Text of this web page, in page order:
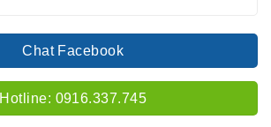
Chat Facebook
Hotline: 0916.337.745